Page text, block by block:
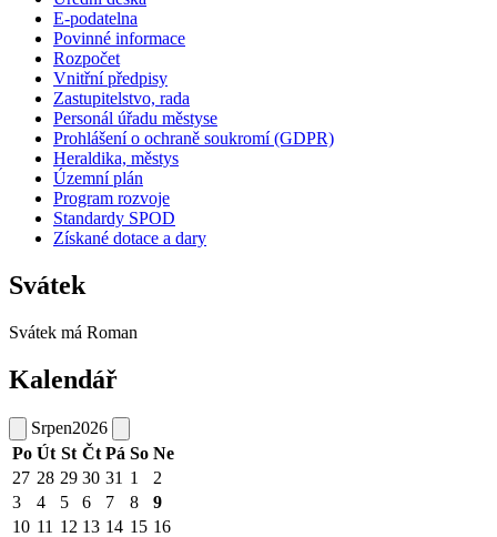
E-podatelna
Povinné informace
Rozpočet
Vnitřní předpisy
Zastupitelstvo, rada
Personál úřadu městyse
Prohlášení o ochraně soukromí (GDPR)
Heraldika, městys
Územní plán
Program rozvoje
Standardy SPOD
Získané dotace a dary
Svátek
Svátek má Roman
Kalendář
Srpen2026
Po Út St Čt Pá So Ne
27 28 29 30 31 1
2
3
4 5 6 7 8
9
10 11 12 13 14 15 16